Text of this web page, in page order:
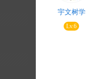
宇文树学
Lv.6